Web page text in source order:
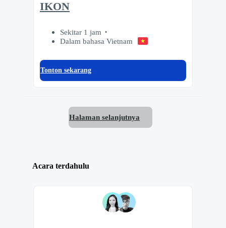
IKON
Sekitar 1 jam
Dalam bahasa Vietnam
Tonton sekarang
Halaman selanjutnya
Acara terdahulu